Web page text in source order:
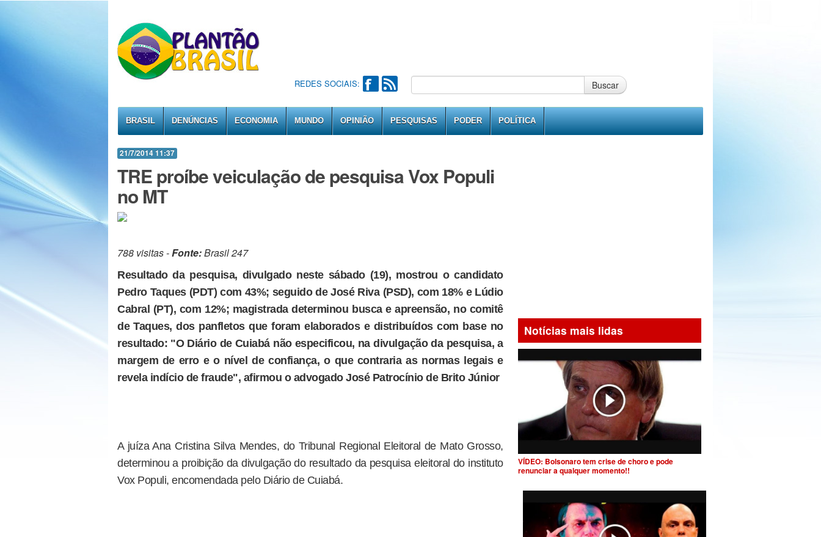
REDES SOCIAIS: Buscar
BRASIL DENÚNCIAS ECONOMIA MUNDO OPINIÃO PESQUISAS PODER POLÍTICA
21/7/2014 11:37
TRE proíbe veiculação de pesquisa Vox Populi
no MT
788 visitas -Fonte:Brasil 247
Resultado da pesquisa, divulgado neste sábado (19), mostrou o candidato
Pedro Taques (PDT) com 43%; seguido de José Riva (PSD), com 18% e Lúdio
Cabral (PT), com 12%; magistrada determinou busca e apreensão, no comitê
de Taques, dos panfletos que foram elaborados e distribuídos com base no
resultado: "O Diário de Cuiabá não especificou, na divulgação da pesquisa, a
margem de erro e o nível de confiança, o que contraria as normas legais e
revela indício de fraude", afirmou o advogado José Patrocínio de Brito Júnior
A juíza Ana Cristina Silva Mendes, do Tribunal Regional Eleitoral de Mato Grosso,
determinou a proibição da divulgação do resultado da pesquisa eleitoral do instituto
Vox Populi, encomendada pelo Diário de Cuiabá.
Notícias mais lidas
VÍDEO: Bolsonaro tem crise de choro e pode
renunciar a qualquer momento!!